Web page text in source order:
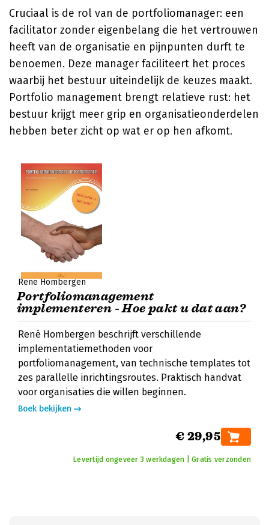
Cruciaal is de rol van de portfoliomanager: een
facilitator zonder eigenbelang die het vertrouwen
heeft van de organisatie en pijnpunten durft te
benoemen. Deze manager faciliteert het proces
waarbij het bestuur uiteindelijk de keuzes maakt.
Portfolio management brengt relatieve rust: het
bestuur krijgt meer grip en organisatieonderdelen
hebben beter zicht op wat er op hen afkomt.
René Hombergen
Portfoliomanagement
implementeren - Hoe pakt u dat aan?
René Hombergen beschrijft verschillende
implementatiemethoden voor
portfoliomanagement, van technische templates tot
zes parallelle inrichtingsroutes. Praktisch handvat
voor organisaties die willen beginnen.
Boek bekijken
€ 29,95
Levertijd ongeveer 3 werkdagen | Gratis verzonden